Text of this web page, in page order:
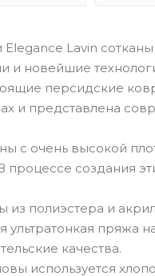
Lavin
и новейшие
персидские
и представлена
с очень высокой
процессе создания
полиэстера и
ультратонкая пряжа
качества.
используется